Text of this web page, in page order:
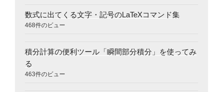
数式に出てくる文字・記号のLaTeXコマンド集
468件のビュー
積分計算の便利ツール「瞬間部分積分」を使ってみ
る
463件のビュー